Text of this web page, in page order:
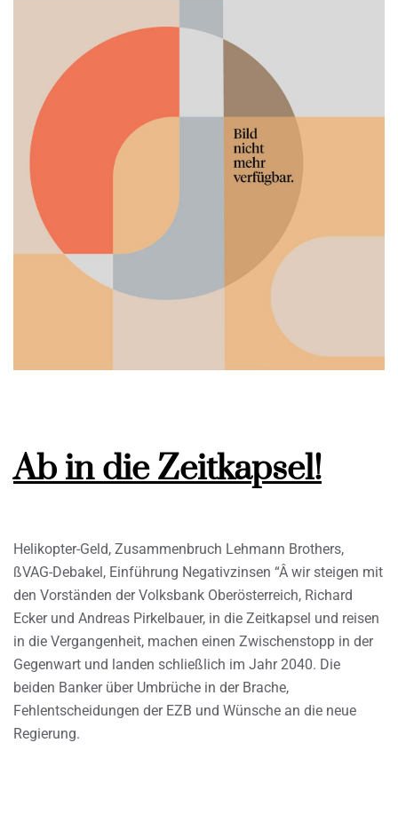
Ab in die Zeitkapsel!
Helikopter-Geld, Zusammenbruch Lehmann Brothers,
ßVAG-Debakel, Einführung Negativzinsen “Â wir steigen mit
den Vorständen der Volksbank Oberösterreich, Richard
Ecker und Andreas Pirkelbauer, in die Zeitkapsel und reisen
in die Vergangenheit, machen einen Zwischenstopp in der
Gegenwart und landen schließlich im Jahr 2040. Die
beiden Banker über Umbrüche in der Brache,
Fehlentscheidungen der EZB und Wünsche an die neue
Regierung.